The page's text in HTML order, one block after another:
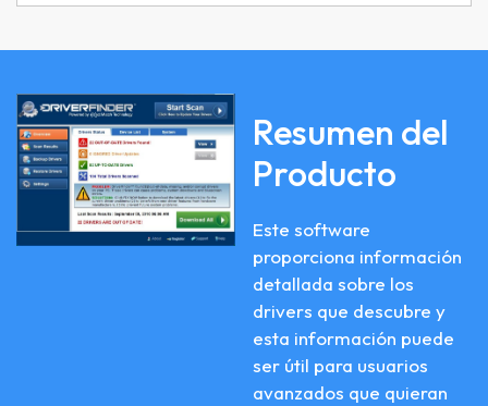
Resumen del
Producto
Este software
proporciona información
detallada sobre los
drivers que descubre y
esta información puede
ser útil para usuarios
avanzados que quieran